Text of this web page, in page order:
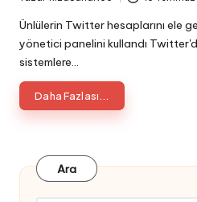
Posted
by
Ünlülerin Twitter hesaplarını ele
yönetici panelini kullandı
sistemlere…
Daha Fazlası...
Ara